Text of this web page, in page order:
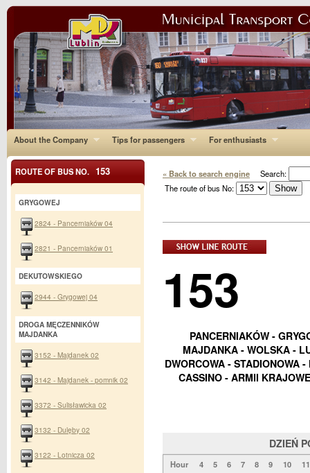
About the Company Tips for passengers For enthusiasts
« Back to search engine Search:
The route of bus No:
153
PANCERNIAKÓW -
MAJDANKA - WOLSKA -
DWORCOWA - STADIONOWA
CASSINO - ARMII
DZIEŃ
Hour 4 5 6 7 8 9 10
11
ROUTE OF BUS NO. 153
GRYGOWEJ
2824 - Pancerniaków 04
2821 - Pancerniaków 01
DEKUTOWSKIEGO
2944 - Grygowej 04
DROGA MĘCZENNIKÓW
MAJDANKA
3152 - Majdanek 02
3142 - Majdanek - pomnik 02
3372 - Sulisławicka 02
3132 - Dulęby 02
3122 - Lotnicza 02